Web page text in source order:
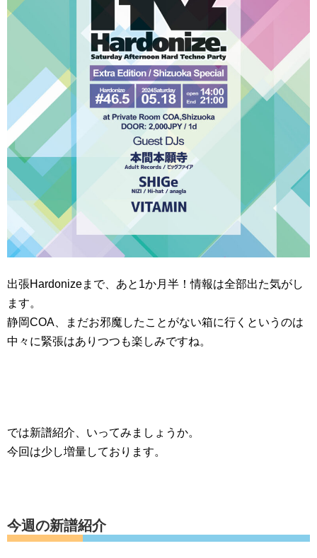
出張Hardonizeまで、あと1か月半！情報は全部出た気がし
ます。
静岡COA、まだお邪魔したことがない箱に行くというのは
中々に緊張はありつつも楽しみですね。
では新譜紹介、いってみましょうか。
今回は少し増量しております。
今週の新譜紹介